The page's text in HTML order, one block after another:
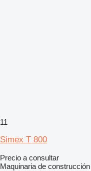
11
Simex T 800
Precio a consultar
Maquinaria de